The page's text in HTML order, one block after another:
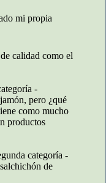
mi propia
calidad como el
-
pero ¿qué
como mucho
productos
categoría -
de